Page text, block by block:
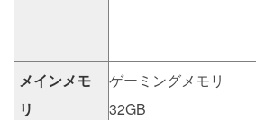
メインメモ
リ
ゲーミングメモリ
32GB